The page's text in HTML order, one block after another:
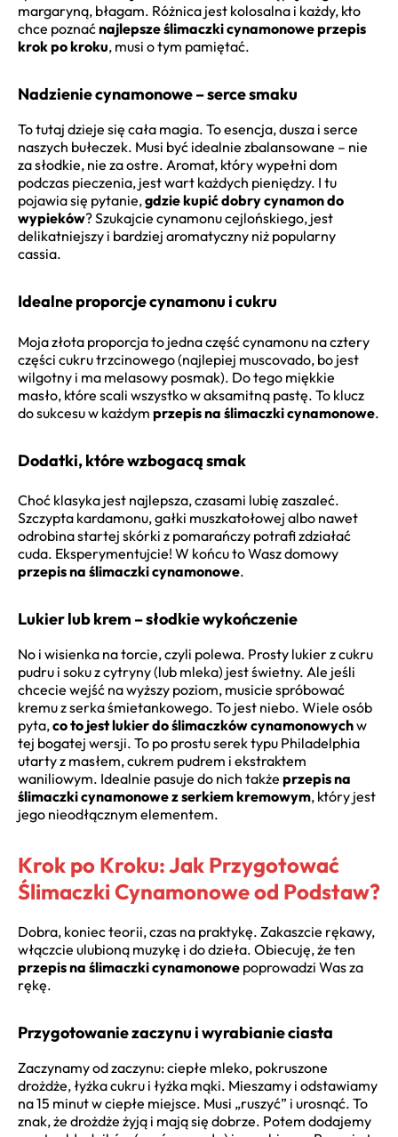
margaryną, błagam. Różnica jest kolosalna i każdy, kto
chce poznaćnajlepsze ślimaczki cynamonowe przepis
krok po kroku, musi o tym pamiętać.
Nadzienie cynamonowe – serce smaku
To tutaj dzieje się cała magia. To esencja, dusza i serce
naszych bułeczek. Musi być idealnie zbalansowane – nie
za słodkie, nie za ostre. Aromat, który wypełni dom
podczas pieczenia, jest wart każdych pieniędzy. I tu
pojawia się pytanie,gdzie kupić dobry cynamon do
wypieków? Szukajcie cynamonu cejlońskiego, jest
delikatniejszy i bardziej aromatyczny niż popularny
cassia.
Idealne proporcje cynamonu i cukru
Moja złota proporcja to jedna część cynamonu na cztery
części cukru trzcinowego (najlepiej muscovado, bo jest
wilgotny i ma melasowy posmak). Do tego miękkie
masło, które scali wszystko w aksamitną pastę. To klucz
do sukcesu w każdym przepis na ślimaczki cynamonowe.
Dodatki, które wzbogacą smak
Choć klasyka jest najlepsza, czasami lubię zaszaleć.
Szczypta kardamonu, gałki muszkatołowej albo nawet
odrobina startej skórki z pomarańczy potrafi zdziałać
cuda. Eksperymentujcie! W końcu to Wasz domowy
przepis na ślimaczki cynamonowe.
Lukier lub krem – słodkie wykończenie
No i wisienka na torcie, czyli polewa. Prosty lukier z cukru
pudru i soku z cytryny (lub mleka) jest świetny. Ale jeśli
chcecie wejść na wyższy poziom, musicie spróbować
kremu z serka śmietankowego. To jest niebo. Wiele osób
pyta,co to jest lukier do ślimaczków cynamonowychw
tej bogatej wersji. To po prostu serek typu Philadelphia
utarty z masłem, cukrem pudrem i ekstraktem
waniliowym. Idealnie pasuje do nich także przepis na
ślimaczki cynamonowe z serkiem kremowym, który jest
jego nieodłącznym elementem.
Krok po Kroku: Jak Przygotować
Ślimaczki Cynamonowe od Podstaw?
Dobra, koniec teorii, czas na praktykę. Zakaszcie rękawy,
włączcie ulubioną muzykę i do dzieła. Obiecuję, że ten
przepis na ślimaczki cynamonowe poprowadzi Was za
rękę.
Przygotowanie zaczynu i wyrabianie ciasta
Zaczynamy od zaczynu: ciepłe mleko, pokruszone
drożdże, łyżka cukru i łyżka mąki. Mieszamy i odstawiamy
na 15 minut w ciepłe miejsce. Musi „ruszyć” i urosnąć. To
znak, że drożdże żyją i mają się dobrze. Potem dodajemy